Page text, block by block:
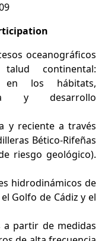
oceanográficos
continental:
en los hábitats,
y desarrollo
y reciente a través
Bético-Rifeñas
riesgo geológico).
hidrodinámicos de
Golfo de Cádiz y el
partir de medidas